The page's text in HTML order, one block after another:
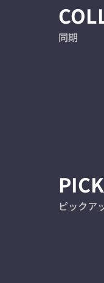
同期
ピックア